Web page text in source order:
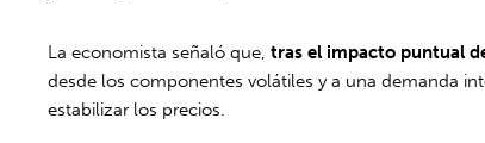
La economista señaló que,tras el impacto puntual
desde los componentes volátiles y a una demanda
estabilizar los precios.